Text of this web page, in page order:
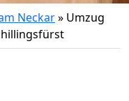
Neckar» Umzug